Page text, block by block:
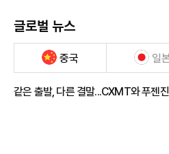
글로벌 뉴스
중국 일
같은 출발, 다른 결말...CXMT와 푸젠